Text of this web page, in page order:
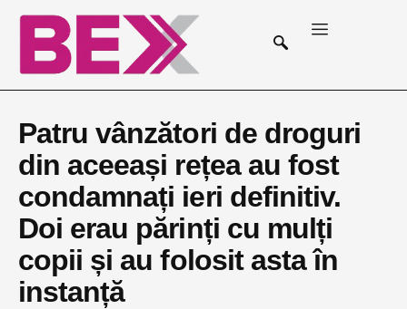
Patru vânzători de droguri
din aceeași rețea au fost
condamnați ieri definitiv.
Doi erau părinți cu mulți
copii și au folosit asta în
instanță